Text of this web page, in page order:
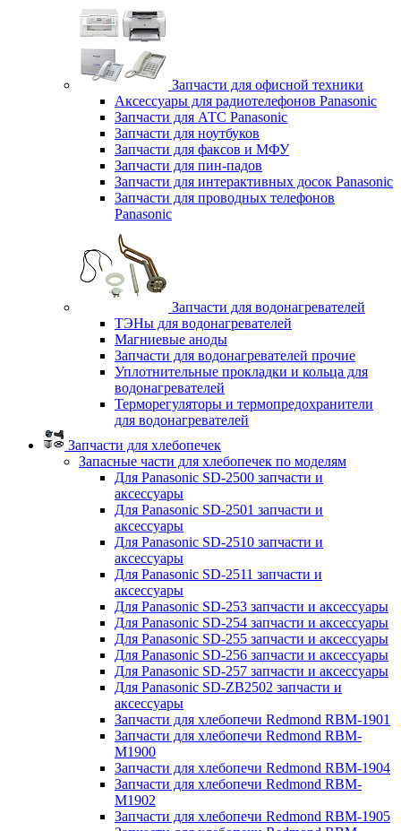
Запчасти для офисной техники
Аксессуары для радиотелефонов Panasonic
Запчасти для АТС Panasonic
Запчасти для ноутбуков
Запчасти для факсов и МФУ
Запчасти для пин-падов
Запчасти для интерактивных досок Panasonic
Запчасти для проводных телефонов
Panasonic
Запчасти для водонагревателей
ТЭНы для водонагревателей
Магниевые аноды
Запчасти для водонагревателей прочие
Уплотнительные прокладки и кольца для
водонагревателей
Терморегуляторы и термопредохранители
для водонагревателей
Запчасти для хлебопечек
Запасные части для хлебопечек по моделям
Для Panasonic SD-2500 запчасти и
аксессуары
Для Panasonic SD-2501 запчасти и
аксессуары
Для Panasonic SD-2510 запчасти и
аксессуары
Для Panasonic SD-2511 запчасти и
аксессуары
Для Panasonic SD-253 запчасти и аксессуары
Для Panasonic SD-254 запчасти и аксессуары
Для Panasonic SD-255 запчасти и аксессуары
Для Panasonic SD-256 запчасти и аксессуары
Для Panasonic SD-257 запчасти и аксессуары
Для Panasonic SD-ZB2502 запчасти и
аксессуары
Запчасти для хлебопечи Redmond RBM-1901
Запчасти для хлебопечи Redmond RBM-
M1900
Запчасти для хлебопечи Redmond RBM-1904
Запчасти для хлебопечи Redmond RBM-
M1902
Запчасти для хлебопечи Redmond RBM-1905